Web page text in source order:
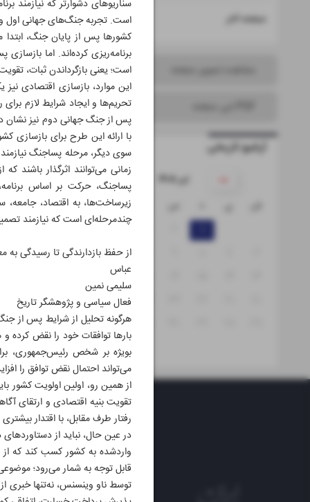
سناریوهای دشوارتر که نیازمند
است. تجربه جنگ‌های جهانی اول
کشورها پس از پایان جنگ،
برنامه‌ریزی کرده‌اند. اما
است؛ یعنی بازگرداندن ثبات،
این موارد، بازسازی اقتصادی
تحریم‌ها و ایجاد شرایط لازم
پس از جنگ جهانی دوم نیز نشان
با ارائه این طرح برای بازسازی
سوی دیگر، مرحله پساجنگ
زمانی می‌توانند اثرگذار باشند
پساجنگ، حرکت بر اساس
زیرساخت‌ها، به اقتصاد،
چندمرحله‌ای است که نیازمند
از حفظ بازدارندگی تا رسیدگی
عباس
سلیمی نمین
فعال سیاسی و پژوهشگر تاریخ
هرگونه تحلیل از شرایط پس از
بارها توافقات خود را نقض کرده
بویژه بر شخص رئیس‌جمهوری،
می‌تواند احتمال نقض توافق را
از همین رو، اولین اولویت کشور
تقویت بنیه اقتصادی و ارتقای
رفتار طرف مقابل، با اقتدار
در عین حال، نباید از دستاوردهای
واردشده به کشور کسب کند که
قابل توجه به شمار می‌رود؛
توسط ناو وینسنس، نه‌تنها خبری
صفحه آخر ۱۶
آرشیو تاریخی
۱۴۰۵ تیر
پ ج
۵
۱۱
۱۲
۱۸
۲۵
۲۶